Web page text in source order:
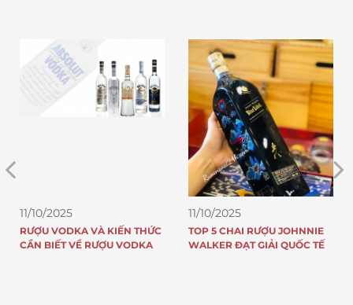
11/10/2025
RƯỢU VODKA VÀ KIẾN THỨC
CẦN BIẾT VỀ RƯỢU VODKA
11/10/2025
TOP 5 CHAI RƯỢU JOHNNIE
WALKER ĐẠT GIẢI QUỐC TẾ